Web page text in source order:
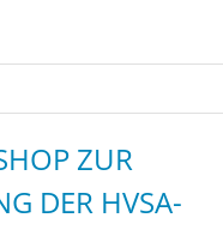
ZUR
DER HVSA-